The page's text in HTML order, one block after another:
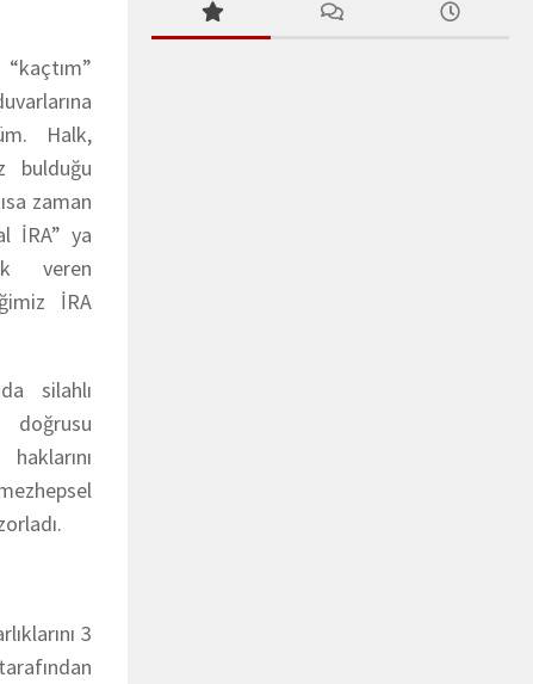
Halk,
bulduğu
zaman
İRA” ya
veren
İRA
silahlı
3